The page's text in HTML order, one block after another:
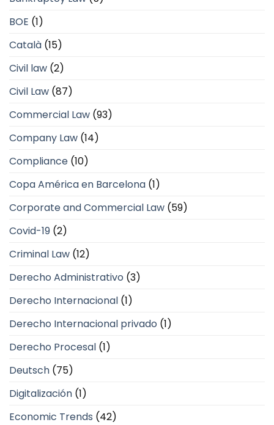
BOE (1)
Català (15)
Civil law (2)
Civil Law (87)
Commercial Law (93)
Company Law (14)
Compliance (10)
Copa América en Barcelona (1)
Corporate and Commercial Law (59)
Covid-19 (2)
Criminal Law (12)
Derecho Administrativo (3)
Derecho Internacional (1)
Derecho Internacional privado (1)
Derecho Procesal (1)
Deutsch (75)
Digitalización (1)
Economic Trends (42)